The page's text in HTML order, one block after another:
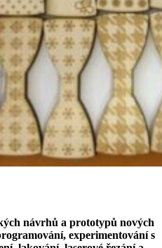
návrhů a prototypů nových
experimentování s